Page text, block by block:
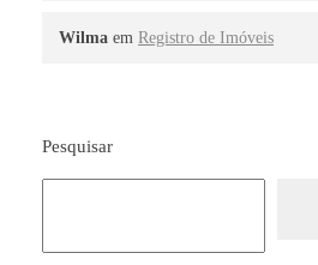
Wilma em Registro de Imóveis
Pesquisar